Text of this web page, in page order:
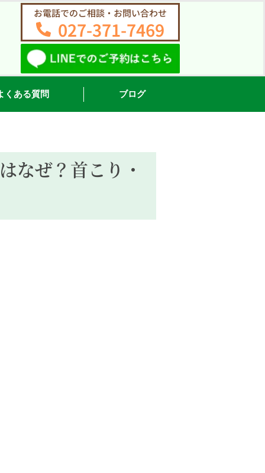
お電話でのご相談・お問い合わせ
027-371-7469
くある質問 ブログ
なぜ？首こり・